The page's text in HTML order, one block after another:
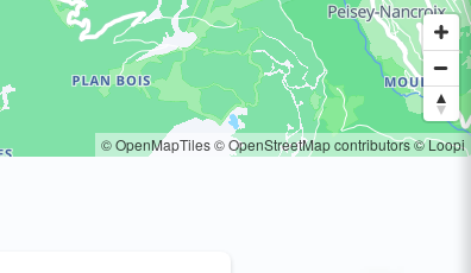
© OpenMapTiles© OpenStreetMap contributors© Loopi